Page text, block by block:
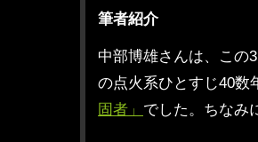
筆者紹介
中部博雄さんは、この
の点火系ひとすじ40数
固者」 でした。ちなみ